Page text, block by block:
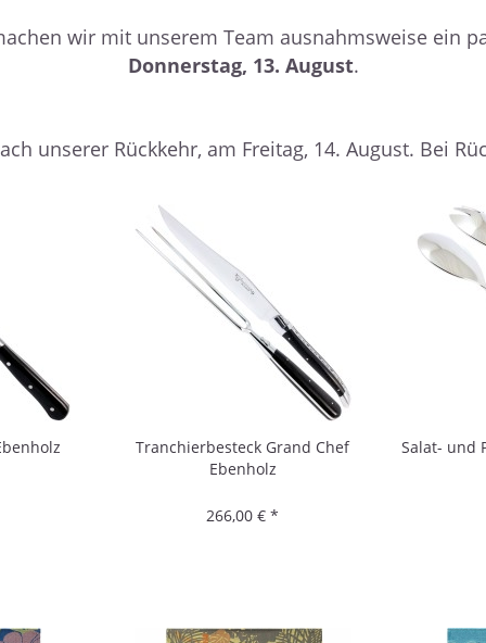
Tranchierbesteck Grand Chef
Ebenholz
266,00 € *
Salat- und
wir mit unserem Team ausnahmsweise ein
Donnerstag, 13. August.
unserer Rückkehr, am Freitag, 14. August. Bei